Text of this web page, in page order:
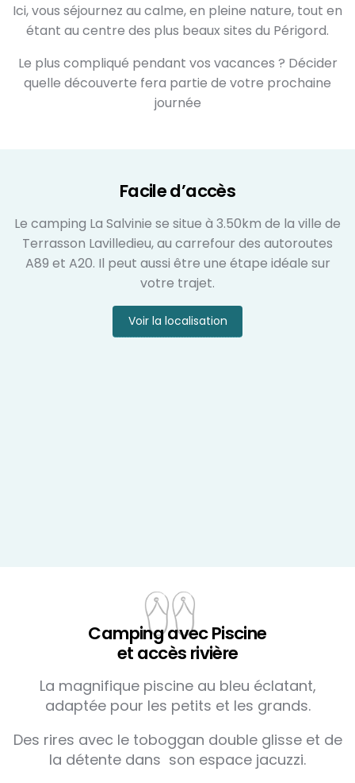
Ici, vous séjournez au calme, en pleine nature, tout en
étant au centre des plus beaux sites du Périgord.
Le plus compliqué pendant vos vacances ? Décider
quelle découverte fera partie de votre prochaine
journée
Facile d’accès
Le camping La Salvinie se situe à 3.50km de la ville de
Terrasson Lavilledieu, au carrefour des autoroutes
A89 et A20. Il peut aussi être une étape idéale sur
votre trajet.
Voir la localisation
Camping avec Piscine
et accès rivière
La magnifique piscine au bleu éclatant,
adaptée pour les petits et les grands.
Des rires avec le toboggan double glisse et de
la détente dans son espace jacuzzi.